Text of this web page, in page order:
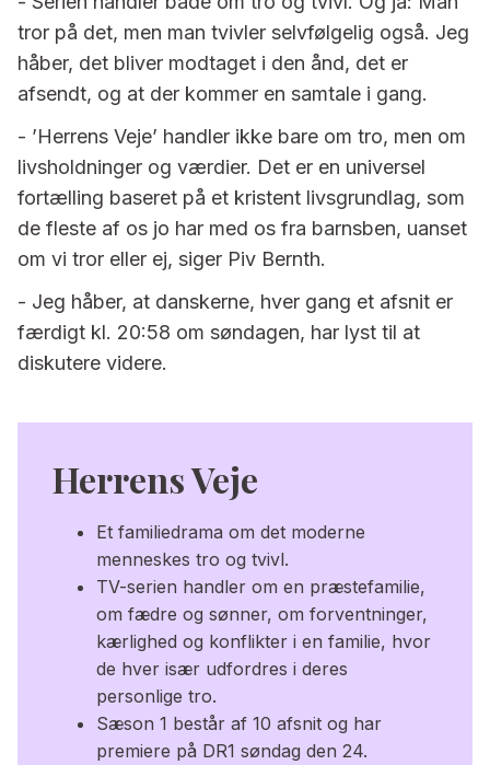
tror på det, men man tvivler selvfølgelig også. Jeg
håber, det bliver modtaget i den ånd, det er
afsendt, og at der kommer en samtale i gang.
- ’Herrens Veje’ handler ikke bare om tro, men om
livsholdninger og værdier. Det er en universel
fortælling baseret på et kristent livsgrundlag, som
de fleste af os jo har med os fra barnsben, uanset
om vi tror eller ej, siger Piv Bernth.
- Jeg håber, at danskerne, hver gang et afsnit er
færdigt kl. 20:58 om søndagen, har lyst til at
diskutere videre.
Herrens Veje
Et familiedrama om det moderne
menneskes tro og tvivl.
TV-serien handler om en præstefamilie,
om fædre og sønner, om forventninger,
kærlighed og konflikter i en familie, hvor
de hver især udfordres i deres
personlige tro.
Sæson 1 består af 10 afsnit og har
premiere på DR1 søndag den 24.